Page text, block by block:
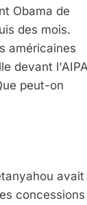
Obama de
des mois.
américaines
devant
peut-on
avait
concessions